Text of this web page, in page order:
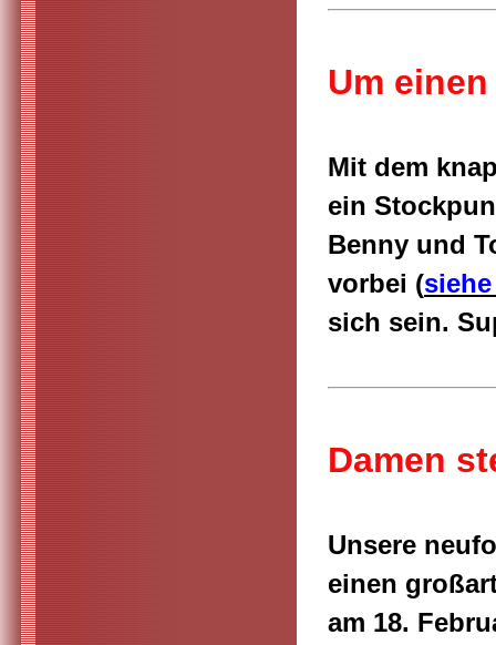
Um
Mit dem
ein
Benny und
vorbei (
sich sein.
Damen
Unsere
einen
am 18.